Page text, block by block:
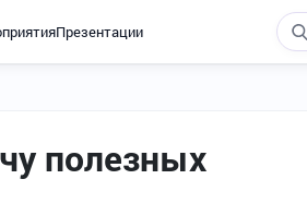
Презентации
полезных